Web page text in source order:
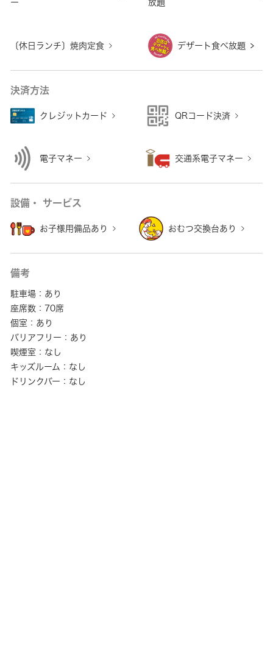
ー
放題
〔休日ランチ〕焼肉定食 デザート食べ放題
決済方法
クレジットカード QRコード決済
電子マネー 交通系電子マネー
設備・ サービス
お子様用備品あり おむつ交換台あり
備考
駐車場：あり
座席数：70席
個室：あり
バリアフリー：あり
喫煙室：なし
キッズルーム：なし
ドリンクバー：なし